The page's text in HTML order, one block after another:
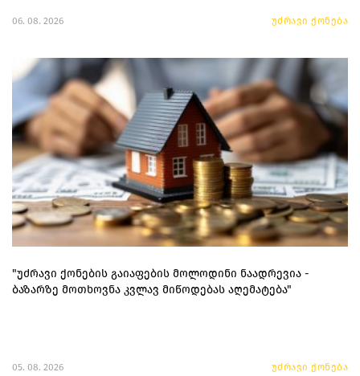
06. 08. 2026 უძრავი ქონება
"უძრავი ქონების გაიაფების მოლოდინი ნაადრევია -
ბაზარზე მოთხოვნა კვლავ მიწოდებას აღემატება"
05. 08. 2026 უძრავი ქონება